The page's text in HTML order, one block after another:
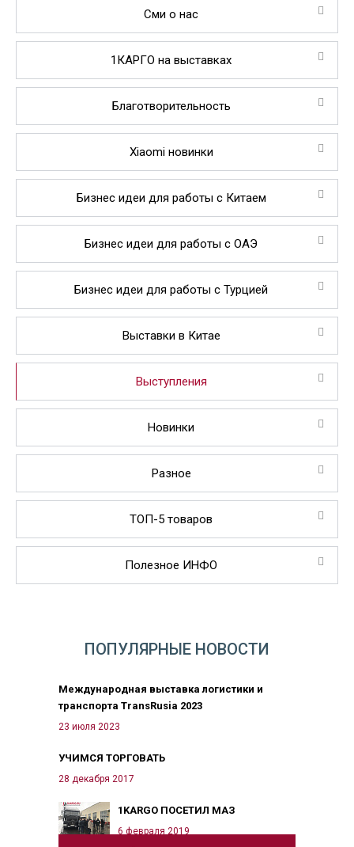
Сми о нас
1КАРГО на выставках
Благотворительность
Xiaomi новинки
Бизнес идеи для работы с Китаем
Бизнес идеи для работы с ОАЭ
Бизнес идеи для работы с Турцией
Выставки в Китае
Выступления
Новинки
Разное
ТОП-5 товаров
Полезное ИНФО
ПОПУЛЯРНЫЕ НОВОСТИ
Международная выставка логистики и
транспорта TransRusia 2023
23 июля 2023
УЧИМСЯ ТОРГОВАТЬ
28 декабря 2017
1KARGO ПОСЕТИЛ МАЗ
6 февраля 2019